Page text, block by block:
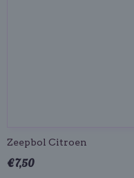
Zeepbol Citroen
€ 7,50